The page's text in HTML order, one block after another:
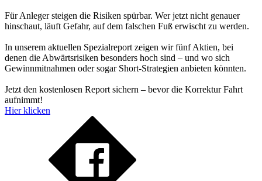
Für Anleger steigen die Risiken spürbar. Wer jetzt nicht genauer
hinschaut, läuft Gefahr, auf dem falschen Fuß erwischt zu werden.
In unserem aktuellen Spezialreport zeigen wir fünf Aktien, bei
denen die Abwärtsrisiken besonders hoch sind – und wo sich
Gewinnmitnahmen oder sogar Short-Strategien anbieten könnten.
Jetzt den kostenlosen Report sichern – bevor die Korrektur Fahrt
aufnimmt!
Hier klicken